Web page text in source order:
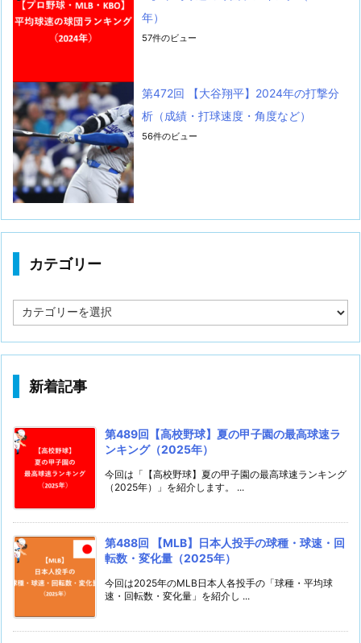
年）
57件のビュー
第472回 【大谷翔平】2024年の打撃分
析（成績・打球速度・角度など）
56件のビュー
カテゴリー
テ
リ
新着記事
第489回【高校野球】夏の甲子園の最高球速ラ
ンキング（2025年）
今回は「【高校野球】夏の甲子園の最高球速ランキング
（2025年）」を紹介します。 ...
第488回 【MLB】日本人投手の球種・球速・回
転数・変化量（2025年）
今回は2025年のMLB日本人各投手の「球種・平均球
速・回転数・変化量」を紹介し ...